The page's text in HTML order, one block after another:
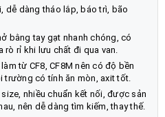
dễ dàng tháo lắp, báo trì, bão
bằng tay gạt nhanh chóng, có
rỉ khi lưu chất đi qua van.
từ CF8, CF8M nên có độ bền
trường có tính ăn mòn, axit tốt.
nhiều chuẩn kết nối, được sản
nên dễ dàng tìm kiếm, thay thế.